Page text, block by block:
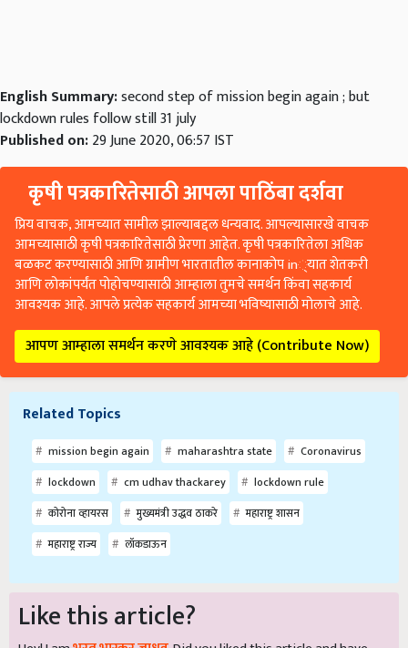
English Summary:second step of mission begin again ; but
lockdown rules follow still 31 july
Published on:29 June 2020, 06:57 IST
कृषी पत्रकारितेसाठी आपला पाठिंबा दर्शवा
प्रिय वाचक, आमच्यात सामील झाल्याबद्दल धन्यवाद. आपल्यासारखे वाचक
आमच्यासाठी कृषी पत्रकारितेसाठी प्रेरणा आहेत. कृषी पत्रकारितेला अधिक
बळकट करण्यासाठी आणि ग्रामीण भारतातील कानाकोप in्यात शेतकरी
आणि लोकांपर्यंत पोहोचण्यासाठी आम्हाला तुमचे समर्थन किंवा सहकार्य
आवश्यक आहे. आपले प्रत्येक सहकार्य आमच्या भविष्यासाठी मोलाचे आहे.
आपण आम्हाला समर्थन करणे आवश्यक आहे (Contribute Now)
Related Topics
mission begin again maharashtra state
Coronavirus
lockdown
cm udhav thackarey
lockdown rule
कोरोना व्हायरस
मुख्यमंत्री उद्धव ठाकरे
महाराष्ट्र शासन
महाराष्ट्र राज्य
लॉकडाऊन
Like this article?